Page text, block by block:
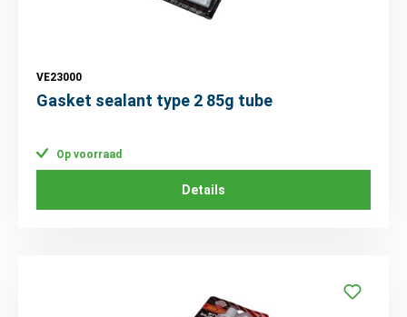
VE23000
Gasket sealant type 2 85g tube
Op voorraad
Details